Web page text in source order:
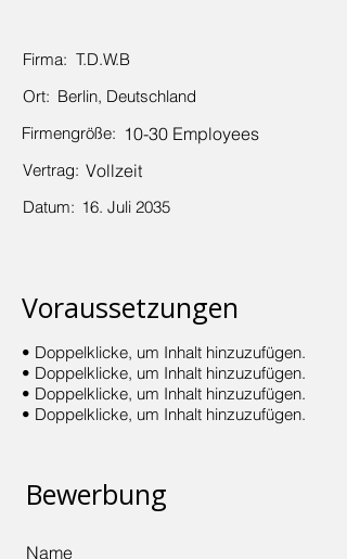
Firma: T.D.W.B
Ort: Berlin, Deutschland
Firmengröße: 10-30 Employees
Vertrag: Vollzeit
Datum: 16. Juli 2035
Voraussetzungen
• Doppelklicke, um Inhalt hinzuzufügen.
• Doppelklicke, um Inhalt hinzuzufügen.
• Doppelklicke, um Inhalt hinzuzufügen.
• Doppelklicke, um Inhalt hinzuzufügen.
Bewerbung
Name